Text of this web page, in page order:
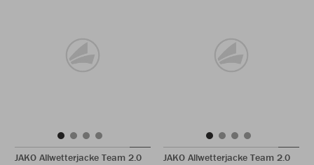
JAKO Allwetterjacke Team 2.0
JAKO Allwetterjacke Team 2.0